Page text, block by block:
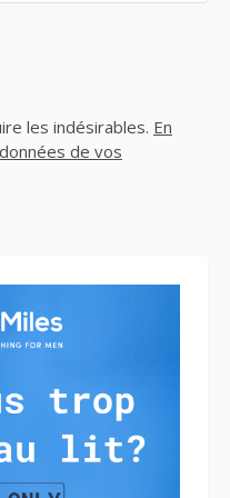
les indésirables. En
de vos